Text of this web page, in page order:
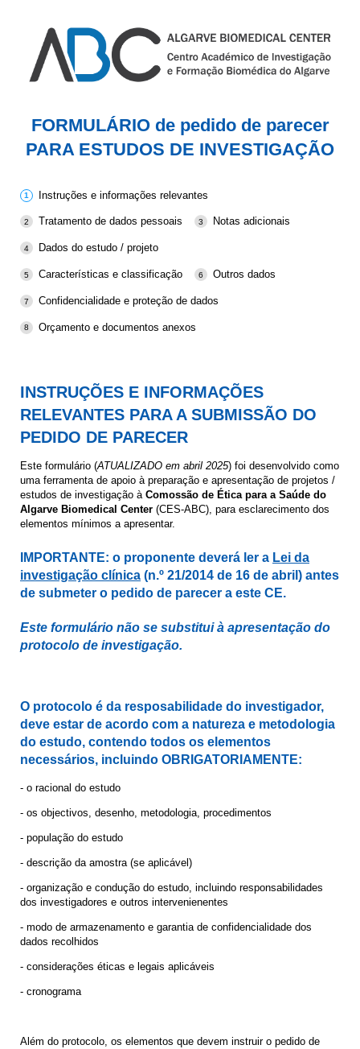
FORMULÁRIO de pedido de parecer
PARA ESTUDOS DE INVESTIGAÇÃO
Instruções e informações relevantes
Tratamento de dados pessoais Notas adicionais
Dados do estudo / projeto
Características e classificação Outros dados
Confidencialidade e proteção de dados
Orçamento e documentos anexos
INSTRUÇÕES E INFORMAÇÕES
RELEVANTES PARA A SUBMISSÃO DO
PEDIDO DE PARECER
Este formulário (ATUALIZADO em abril 2025) foi desenvolvido como
uma ferramenta de apoio à preparação e apresentação de projetos /
estudos de investigação à Comossão de Ética para a Saúde do
Algarve Biomedical Center (CES-ABC), para esclarecimento dos
elementos mínimos a apresentar.
IMPORTANTE: o proponente deverá ler a Lei da
investigação clínica (n.º 21/2014 de 16 de abril) antes
de submeter o pedido de parecer a este CE.
Este formulário não se substitui à apresentação do
protocolo de investigação.
O protocolo é da resposabilidade do investigador,
deve estar de acordo com a natureza e metodologia
do estudo, contendo todos os elementos
necessários, incluindo OBRIGATORIAMENTE:
- o racional do estudo
- os objectivos, desenho, metodologia, procedimentos
- população do estudo
- descrição da amostra (se aplicável)
- organização e condução do estudo, incluindo responsabilidades
dos investigadores e outros intervenienentes
- modo de armazenamento e garantia de confidencialidade dos
dados recolhidos
- considerações éticas e legais aplicáveis
- cronograma
Além do protocolo, os elementos que devem instruir o pedido de